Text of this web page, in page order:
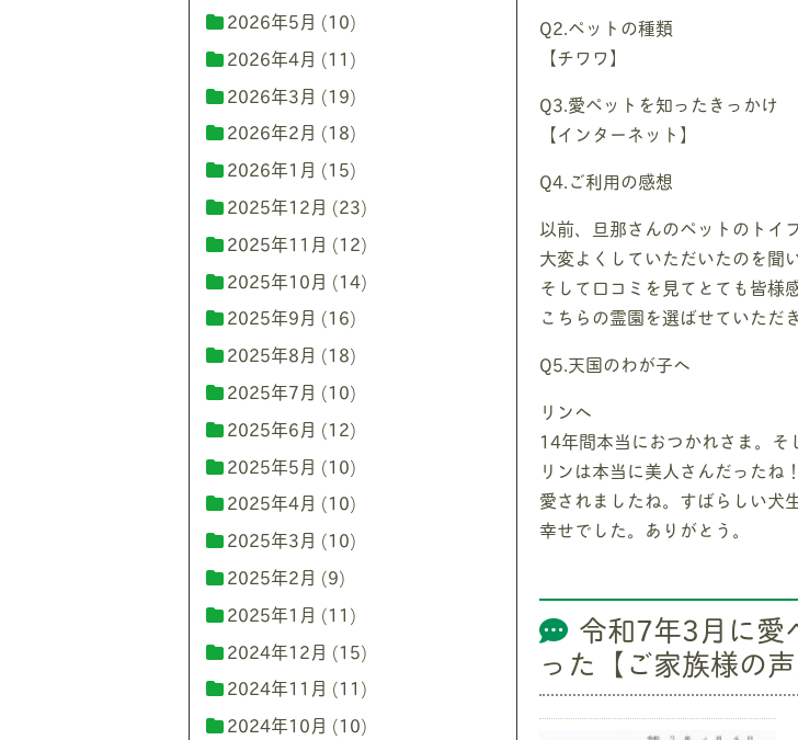
Q2.ペットの種類
【チワワ】
Q3.愛ペットを知ったきっかけ
【インターネット】
Q4.ご利用の感想
以前、旦那さんのペットのトイ
大変よくしていただいたのを聞
そして口コミを見てとても皆様
こちらの霊園を選ばせていただ
Q5.天国のわが子へ
リンへ
14年間本当におつかれさま。そ
リンは本当に美人さんだったね
愛されましたね。すばらしい犬
幸せでした。ありがとう。
令和7年3月に愛
った【ご家族様の声
2026年5月 (10)
2026年4月 (11)
2026年3月 (19)
2026年2月 (18)
2026年1月 (15)
2025年12月 (23)
2025年11月 (12)
2025年10月 (14)
2025年9月 (16)
2025年8月 (18)
2025年7月 (10)
2025年6月 (12)
2025年5月 (10)
2025年4月 (10)
2025年3月 (10)
2025年2月 (9)
2025年1月 (11)
2024年12月 (15)
2024年11月 (11)
2024年10月 (10)